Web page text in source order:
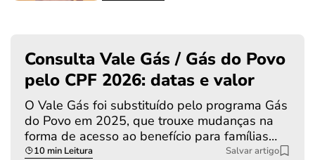
Consulta Vale Gás / Gás do Povo
pelo CPF 2026: datas e valor
O Vale Gás foi substituído pelo programa Gás
do Povo em 2025, que trouxe mudanças na
forma de acesso ao benefício para famílias…
10 min Leitura Salvar artigo